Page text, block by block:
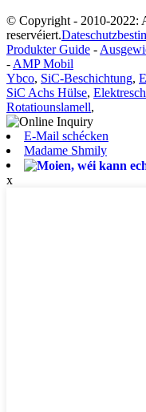
© Copyright - 2010-2022:
reservéiert.
Produkter Guide -
- AMP Mobil
Ybco, SiC-Beschichtung,
SiC Achs Hülse,
Rotatiounslamell,
E-Mail schécken
Madame Shmily
x